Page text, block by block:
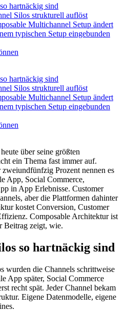
hartnäckig sind
Silos strukturell auflöst
Multichannel Setup ändert
typischen Setup eingebunden
hartnäckig sind
Silos strukturell auflöst
Multichannel Setup ändert
typischen Setup eingebunden
über seine größten
ein Thema fast immer auf.
Prozent nennen es
App, Social Commerce,
in App Erlebnisse. Customer
aber die Plattformen dahinter
kostet Conversion, Customer
Composable Architektur ist
Beitrag zeigt, wie.
so hartnäckig sind
wurden die Channels schrittweise
App später, Social Commerce
recht spät. Jeder Channel bekam
Eigene Datenmodelle, eigene